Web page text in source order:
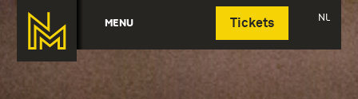
MENU Tickets NL
Deutsch